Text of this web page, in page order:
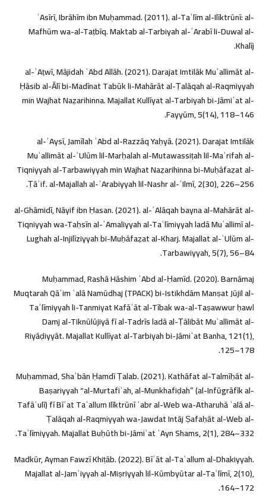
ʿAsīrī, Ibrāhīm ibn Muḥammad. (2011). al-Taʿlīm al-Ilīktrūnī: al-
Mafhūm wa-al-Taṭbīq. Maktab al-Tarbiyah al-ʿArabī li-Duwal al-
Khalīj.
al-ʿAṭwī, Mājidah ʿAbd Allāh. (2021). Darajat Imtilāk Muʿallimāt al-
Ḥāsib al-Ālī bi-Madīnat Tabūk li-Mahārāt al-Ṭalāqah al-Raqmiyyah
min Wajhat Naẓarihinna. Majallat Kullīyat al-Tarbiyah bi-Jāmiʿat al-
Fayyūm, 5(14), 118–146.
al-ʿAysī, Jamīlah ʿAbd al-Razzāq Yaḥyā. (2021). Darajat Imtilāk
Muʿallimāt al-ʿUlūm lil-Marḥalah al-Mutawassiṭah lil-Maʿrifah al-
Tiqniyyah al-Tarbawiyyah min Wajhat Naẓarihinna bi-Muḥāfaẓat al-
Ṭāʾif. al-Majallah al-ʿArabiyyah lil-Nashr al-ʿIlmī, 2(30), 226–256.
al-Ghāmidī, Nāyif ibn Ḥasan. (2021). al-ʿAlāqah bayna al-Mahārāt al-
Tiqniyyah wa-Taḥsīn al-ʿAmaliyyah al-Taʿlīmiyyah ladā Muʿallimī al-
Lughah al-Injilīziyyah bi-Muḥāfaẓat al-Kharj. Majallat al-ʿUlūm al-
Tarbawiyyah, 5(7), 56–84.
Muḥammad, Rashā Hāshim ʿAbd al-Ḥamīd. (2020). Barnāmaj
Muqtarah Qāʾim ʿalā Namūdhaj (TPACK) bi-Istikhdām Manṣat Jūjil al-
Taʿlīmiyyah li-Tanmiyat Kafāʾāt al-Tībak wa-al-Taṣawwur ḥawl
Damj al-Tiknūlūjiyā fī al-Tadrīs ladā al-Ṭālibāt Muʿallimāt al-
Riyāḍiyyāt. Majallat Kullīyat al-Tarbiyah bi-Jāmiʿat Banha, 121(1),
125–178.
Muḥammad, Shaʿbān Ḥamdī Ṭalab. (2021). Kathāfat al-Talmīḥāt al-
Baṣariyyah “al-Murtafiʿah, al-Munkhafiḍah” (al-Infūgrāfīk al-
Tafāʿulī) fī Bīʾat Taʿallum Ilīktrūnī ʿabr al-Web wa-Atharuhā ʿalā al-
Ṭalāqah al-Raqmiyyah wa-Jawdat Intāj Ṣafaḥāt al-Web al-
Taʿlīmiyyah. Majallat Buḥūth bi-Jāmiʿat ʿAyn Shams, 2(1), 284–332.
Madkūr, Ayman Fawzī Khiṭāb. (2022). Bīʾāt al-Taʿallum al-Dhakiyyah.
Majallat al-Jamʿiyyah al-Miṣriyyah lil-Kūmbyūtar al-Taʿlīmī, 2(10),
164–172.